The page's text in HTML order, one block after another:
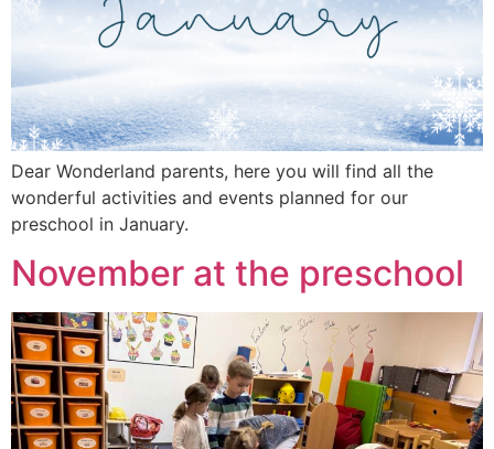
Dear Wonderland parents, here you will find all the
wonderful activities and events planned for our
preschool in January.
November at the preschool